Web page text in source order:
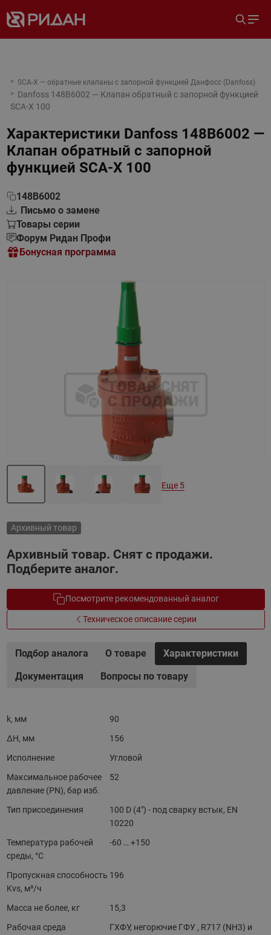
SCA-X — обратные клапаны с запорной функцией Данфосс (Danfoss)
Danfoss 148B6002 — Клапан обратный с запорной функцией
SCA-X 100
Характеристики Danfoss 148B6002 —
Клапан обратный с запорной
функцией SCA-X 100
148B6002
Письмо о замене
Товары серии
Форум Ридан Профи
Бонусная программа
Архивный товар
Архивный товар. Снят с продажи.
Подберите аналог.
Посмотрите рекомендованный аналог
Техническое описание серии
Еще 5
Подбор аналога О товаре
Характеристики
Документация
Вопросы по товару
k, мм
90
ΔH, мм
156
Исполнение
Угловой
Максимальное рабочее
давление (PN), бар изб.
52
Тип присоединения
100 D (4") - под сварку встык, EN
10220
Температура рабочей
среды, °С
-60 … +150
Пропускная способность
Kvs, м³/ч
196
Масса не более, кг
15,3
Рабочая среда
ГХФУ, негорючие ГФУ , R717 (NH3) и